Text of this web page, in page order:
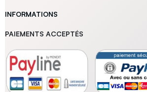
INFORMATIONS
PAIEMENTS ACCEPTÉS